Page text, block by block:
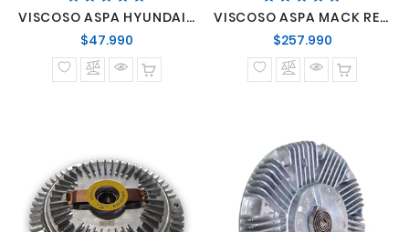
VISCOSO ASPA HYUNDAI PORTER II 05>21/H-1 05..07->/KIA PREGIO 05->/ D4BH- REF. CENTRIFUGO BOMA AGUA
$47.990
normal
VISCOSO ASPA MACK REF. 196753
$257.990Precio
normal